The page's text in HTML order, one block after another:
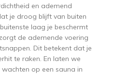
en ademend
je droog blijft van buiten
laag je beschermt
de ademende voering
Dit betekent dat je
te raken. En laten we
op een sauna in